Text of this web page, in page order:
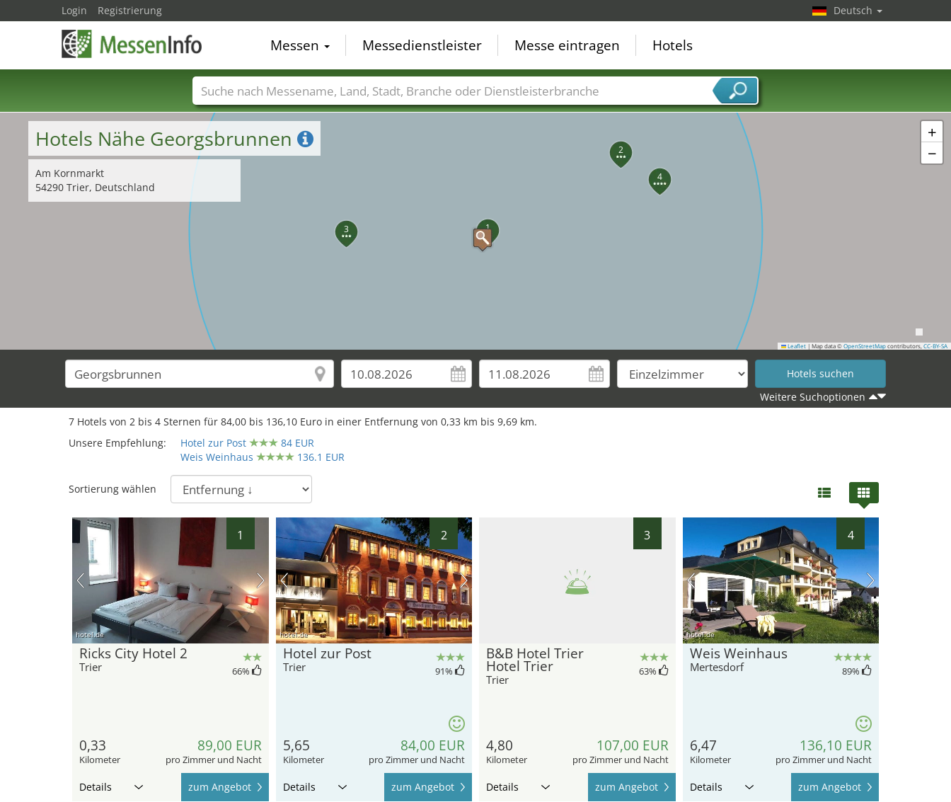
1
2
3
4
6
7
+
−
Leaflet | Map data © OpenStreetMap contributors, CC-BY-SA
Hotels Nähe Georgsbrunnen
Am Kornmarkt
54290 Trier, Deutschland
Weitere Suchoptionen
7 Hotels von 2 bis 4 Sternen für 84,00 bis 136,10 Euro in einer Entfernung von 0,33 km bis 9,69 km.
Unsere Empfehlung:
Hotel zur Post
84 EUR
Weis Weinhaus
136.1 EUR
Sortierung wählen
1
hotel.de
Ricks City Hotel 2
Trier 66%
0,33
Kilometer
89,00 EUR
pro Zimmer und Nacht
Details zum Angebot
2
hotel.de
Hotel zur Post
Trier 91%
5,65
Kilometer
84,00 EUR
pro Zimmer und Nacht
Details zum Angebot
3
B&B Hotel Trier
Hotel Trier
Trier
63%
4,80
Kilometer
107,00 EUR
pro Zimmer und Nacht
Details zum Angebot
4
hotel.de
Weis Weinhaus
Mertesdorf 89%
6,47
Kilometer
136,10 EUR
pro Zimmer und Nacht
Details zum Angebot
Login Registrierung Deutsch
Messen Messedienstleister Messe eintragen Hotels
Messenamen Länder Städte Branchen Dienstleisterbranchen